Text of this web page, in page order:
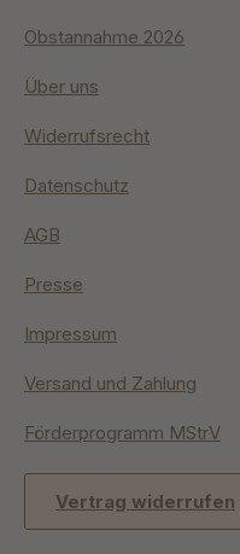
Obstannahme 2026
Über uns
Widerrufsrecht
Datenschutz
AGB
Presse
Impressum
Versand und Zahlung
Förderprogramm MStrV
Vertrag widerrufen